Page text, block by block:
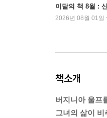
이달의 책 8월 :
2026년 08월 01일
책소개
버지니아 울프
그녀의 삶이